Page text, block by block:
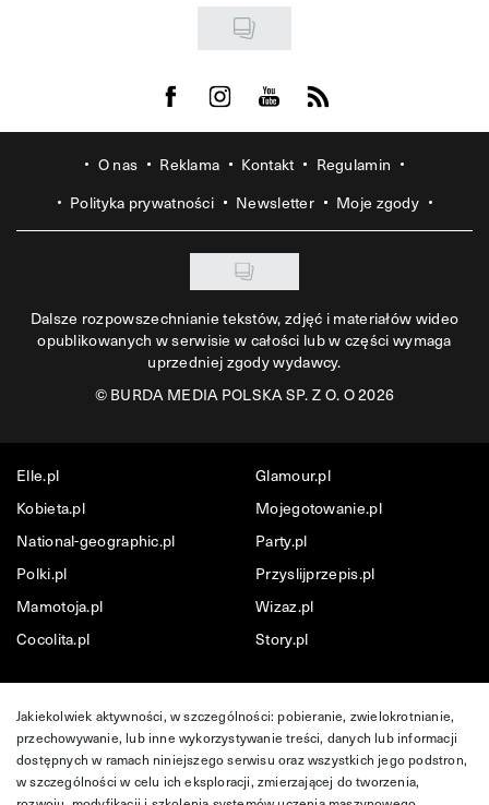
Visit us on Facebook
Visit us on Instagram
Visit us on Youtube
Visit us on Rss
O nas Reklama Kontakt
Regulamin
Polityka prywatności
Newsletter Moje zgody
Dalsze rozpowszechnianie tekstów, zdjęć i materiałów wideo
opublikowanych w serwisie w całości lub w części wymaga
uprzedniej zgody wydawcy.
©BURDA MEDIA POLSKA SP. Z O. O 2026
Elle.pl
Glamour.pl
Kobieta.pl
Mojegotowanie.pl
National-geographic.pl
Party.pl
Polki.pl
Przyslijprzepis.pl
Mamotoja.pl
Wizaz.pl
Cocolita.pl
Story.pl
Jakiekolwiek aktywności, w szczególności: pobieranie, zwielokrotnianie,
przechowywanie, lub inne wykorzystywanie treści, danych lub informacji
dostępnych w ramach niniejszego serwisu oraz wszystkich jego podstron,
w szczególności w celu ich eksploracji, zmierzającej do tworzenia,